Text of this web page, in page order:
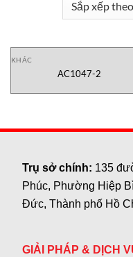
KHÁC
AC1047-2
Trụ sở chính: 135
Phúc, Phường Hiệp
Đức, Thành phố Hồ
GIẢI PHÁP & DỊCH